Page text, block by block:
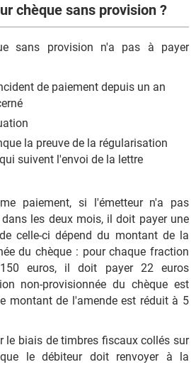
chèque sans provision ?
sans provision n'a pas à payer
de paiement depuis un an
la preuve de la régularisation
suivent l'envoi de la lettre
paiement, si l'émetteur n'a pas
les deux mois, il doit payer une
celle-ci dépend du montant de la
du chèque : pour chaque fraction
150 euros, il doit payer 22 euros
non-provisionnée du chèque est
montant de l'amende est réduit à 5
le biais de timbres fiscaux collés sur
le débiteur doit renvoyer à la